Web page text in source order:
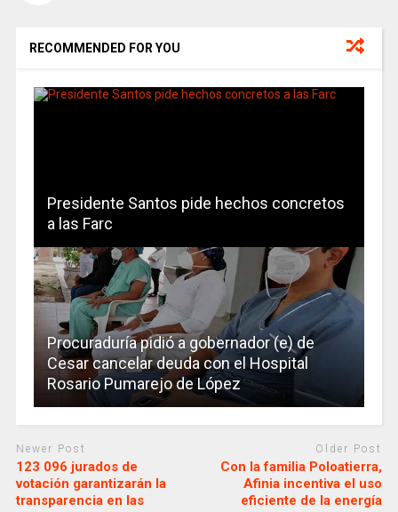
RECOMMENDED FOR YOU
Presidente Santos pide hechos concretos
a las Farc
Procuraduría pidió a gobernador (e) de
Cesar cancelar deuda con el Hospital
Rosario Pumarejo de López
Newer Post
123 096 jurados de
votación garantizarán la
transparencia en las
Older Post
Con la familia Poloatierra,
Afinia incentiva el uso
eficiente de la energía